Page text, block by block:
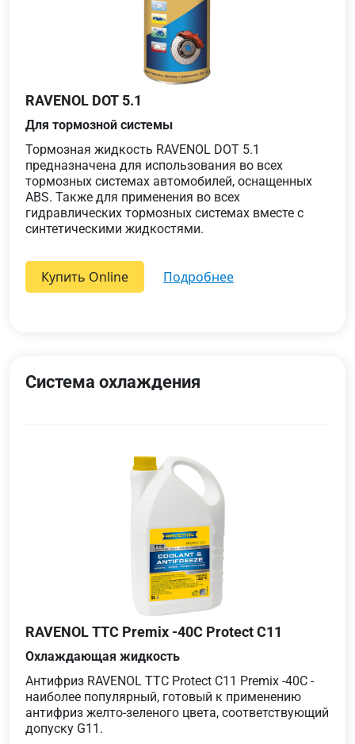
RAVENOL DOT 5.1
Для тормозной системы
Тормозная жидкость RAVENOL DOT 5.1
предназначена для использования во всех
тормозных системах автомобилей, оснащенных
ABS. Также для применения во всех
гидравлических тормозных системах вместе с
синтетическими жидкостями.
Купить Online подробнее
Система охлаждения
RAVENOL TTC Premix -40C Protect C11
Охлаждающая жидкость
Антифриз RAVENOL TTC Protect C11 Premix -40C -
наиболее популярный, готовый к применению
антифриз желто-зеленого цвета, соответствующий
допуску G11.